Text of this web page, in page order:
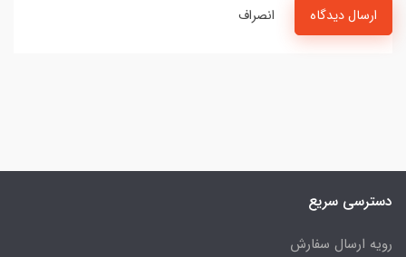
ارسال دیدگاه انصراف
دسترسی سریع
رویه ارسال سفارش